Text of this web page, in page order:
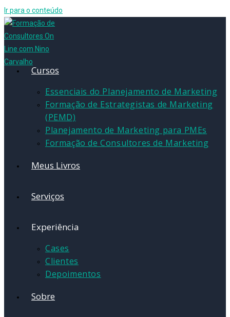
Ir para o conteúdo
Cursos
Essenciais do Planejamento de Marketing
Formação de Estrategistas de Marketing
(PEMD)
Planejamento de Marketing para PMEs
Formação de Consultores de Marketing
Meus Livros
Serviços
Experiência
Cases
Clientes
Depoimentos
Sobre